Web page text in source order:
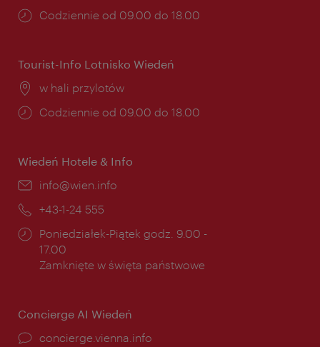
Godziny
Codziennie od 09.00 do 18.00
Tourist-Info Lotnisko Wiedeń
Miejsce:
w hali przylotów
Godziny
Codziennie od 09.00 do 18.00
Wiedeń Hotele & Info
E-
info@wien.info
Telefon:
+43-1-24 555
Godziny
otwarcia:
Poniedziałek-Piątek godz. 9.00 -
17.00
Zamknięte w święta państwowe
Concierge AI Wiedeń
concierge.vienna.info